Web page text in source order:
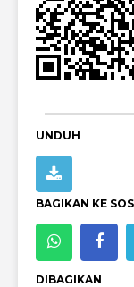
UNDUH
BAGIKAN KE
DIBAGIKAN